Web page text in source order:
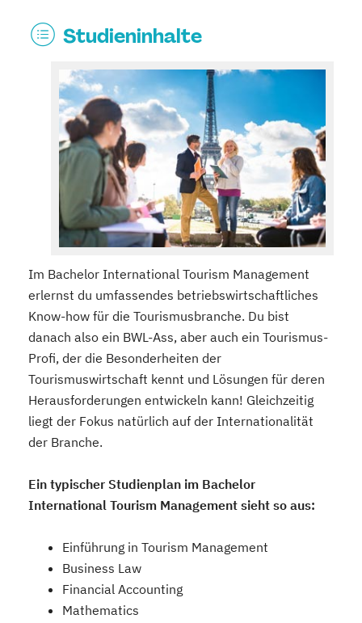
Studieninhalte
Im Bachelor International Tourism Management
erlernst du umfassendes betriebswirtschaftliches
Know-how für die Tourismusbranche. Du bist
danach also ein BWL-Ass, aber auch ein Tourismus-
Profi, der die Besonderheiten der
Tourismuswirtschaft kennt und Lösungen für deren
Herausforderungen entwickeln kann! Gleichzeitig
liegt der Fokus natürlich auf der Internationalität
der Branche.
Ein typischer Studienplan im Bachelor
International Tourism Management sieht so aus:
Einführung in Tourism Management
Business Law
Financial Accounting
Mathematics